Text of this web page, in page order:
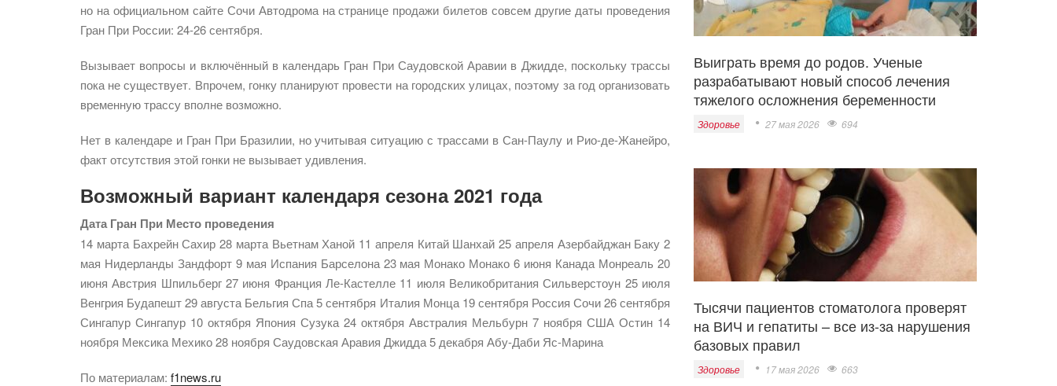
но на официальном сайте Сочи Автодрома на странице продажи билетов совсем другие даты проведения
Гран При России: 24-26 сентября.
Вызывает вопросы и включённый в календарь Гран При Саудовской Аравии в Джидде, поскольку трассы
пока не существует. Впрочем, гонку планируют провести на городских улицах, поэтому за год организовать
временную трассу вполне возможно.
Нет в календаре и Гран При Бразилии, но учитывая ситуацию с трассами в Сан-Паулу и Рио-де-Жанейро,
факт отсутствия этой гонки не вызывает удивления.
Возможный вариант календаря сезона 2021 года
Дата Гран При Место проведения
14 марта Бахрейн Сахир 28 марта Вьетнам Ханой 11 апреля Китай Шанхай 25 апреля Азербайджан Баку 2
мая Нидерланды Зандфорт 9 мая Испания Барселона 23 мая Монако Монако 6 июня Канада Монреаль 20
июня Австрия Шпильберг 27 июня Франция Ле-Кастелле 11 июля Великобритания Сильверстоун 25 июля
Венгрия Будапешт 29 августа Бельгия Спа 5 сентября Италия Монца 19 сентября Россия Сочи 26 сентября
Сингапур Сингапур 10 октября Япония Сузука 24 октября Австралия Мельбурн 7 ноября США Остин 14
ноября Мексика Мехико 28 ноября Саудовская Аравия Джидда 5 декабря Абу-Даби Яс-Марина
По материалам: f1news.ru
Выиграть время до родов. Ученые
разрабатывают новый способ лечения
тяжелого осложнения беременности
Здоровье 27 мая 2026 694
Тысячи пациентов стоматолога проверят
на ВИЧ и гепатиты – все из-за нарушения
базовых правил
Здоровье 17 мая 2026 663